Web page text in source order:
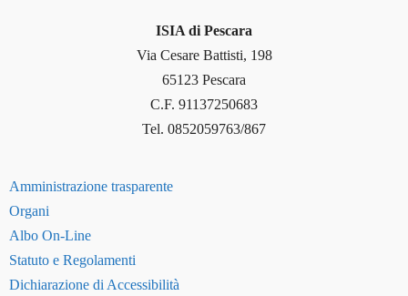
ISIA di Pescara
Via Cesare Battisti, 198
65123 Pescara
C.F. 91137250683
Tel. 0852059763/867
Amministrazione trasparente
Organi
Albo On-Line
Statuto e Regolamenti
Dichiarazione di Accessibilità